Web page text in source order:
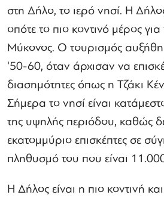
στη Δήλο, το ιερό νησί. Η
οπότε το πιο κοντινό μέρος
Μύκονος. Ο τουρισμός
'50-60, όταν άρχισαν να
διασημότητες όπως η Τζάκι
Σήμερα το νησί είναι
της υψηλής περιόδου, καθώς
εκατομμύριο επισκέπτες σε
πληθυσμό του που είναι
Η Δήλος είναι η πιο κοντινή